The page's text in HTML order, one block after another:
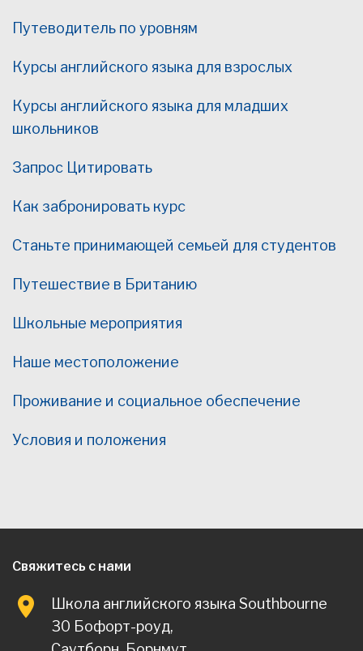
Путеводитель по уровням
Курсы английского языка для взрослых
Курсы английского языка для младших
школьников
Запрос Цитировать
Как забронировать курс
Станьте принимающей семьей для студентов
Путешествие в Британию
Школьные мероприятия
Наше местоположение
Проживание и социальное обеспечение
Условия и положения
Свяжитесь с нами
Школа английского языка Southbourne
30 Бофорт-роуд,